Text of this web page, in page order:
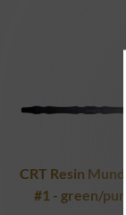
CRT Resin
#1 - green/